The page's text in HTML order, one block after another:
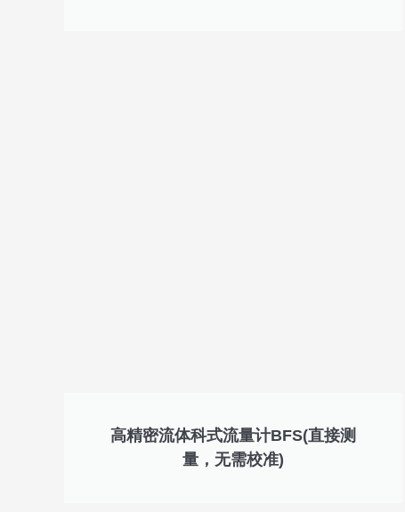
高精密流体科式流量计BFS(直接测
量，无需校准)